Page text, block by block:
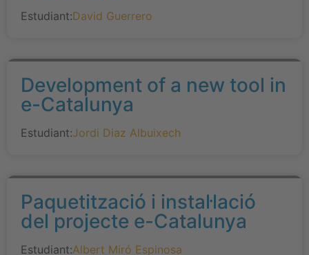
Estudiant:David Guerrero
Development of a new tool in
e-Catalunya
Estudiant:Jordi Diaz Albuixech
Paquetització i instal·lació
del projecte e-Catalunya
Estudiant:Albert Miró Espinosa